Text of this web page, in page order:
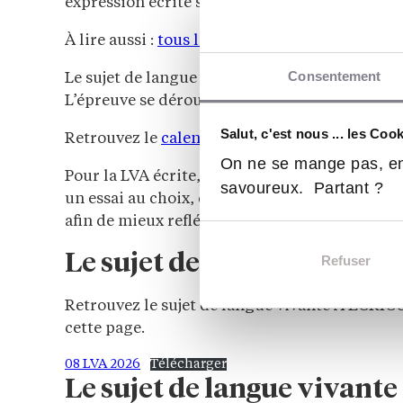
Consentement
Salut, c'est nous ... les
On ne se mange pas,
savoureux. Partant ?
Refuser
À lire aussi : tous les sujets du concours
Le sujet de langue vivante A ECRICOME
L’épreuve se déroule le mercredi 15 avril
Retrouvez le calendrier complet des épreuves
Pour la LVA écrite, l’épreuve dure trois
un essai au choix, dont un sujet
afin de mieux refléter l’actualité.
Le sujet de langue vivante
Retrouvez le sujet de langue vivante A
cette page.
08 LVA 2026 Télécharger
Le sujet de langue vivante